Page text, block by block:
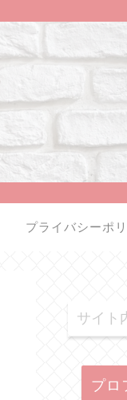
プライバシーポ
プロ